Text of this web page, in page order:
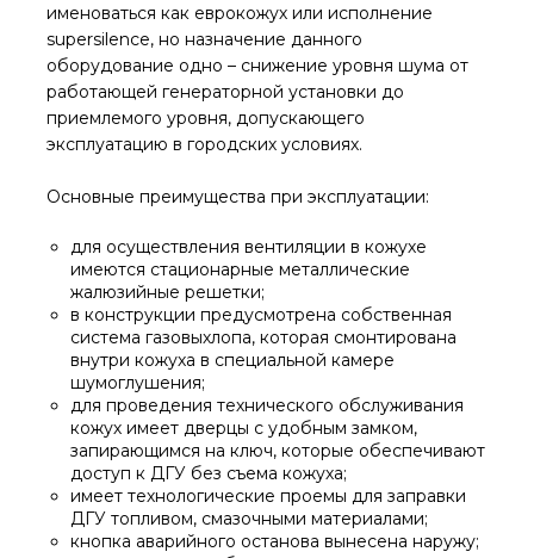
именоваться как еврокожух или исполнение
supersilence, но назначение данного
оборудование одно – снижение уровня шума от
работающей генераторной установки до
приемлемого уровня, допускающего
эксплуатацию в городских условиях.
Основные преимущества при эксплуатации:
для осуществления вентиляции в кожухе
имеются стационарные металлические
жалюзийные решетки;
в конструкции предусмотрена собственная
система газовыхлопа, которая смонтирована
внутри кожуха в специальной камере
шумоглушения;
для проведения технического обслуживания
кожух имеет дверцы с удобным замком,
запирающимся на ключ, которые обеспечивают
доступ к ДГУ без съема кожуха;
имеет технологические проемы для заправки
ДГУ топливом, смазочными материалами;
кнопка аварийного останова вынесена наружу;